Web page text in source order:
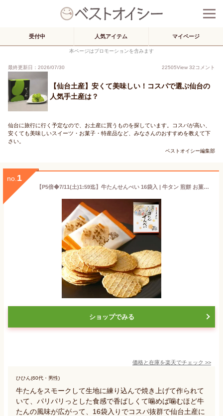
受付中 人気アイテム マイページ
本ページはプロモーションを含みます
最終更新日：2026/07/30 22505View 32コメント
【仙台土産】安くて美味しい！コスパで選ぶ仙台の
人気手土産は？
仙台に旅行に行く予定なので、お土産に買うものを探しています。コスパが高い、
安くても美味しいスイーツ・お菓子・特産品など、みなさんのおすすめを教えて下
さい。
ベストオイシー編集部
no. 1
【P5倍◆7/11(土)1:59迄】牛たんせんべい 16袋入 | 牛タン 煎餅 お菓子 おやつ おつまみ 肉ギフト お肉 牛肉 誕生日プレゼント 贈り物 贈答用 お取り寄せグルメ お土産 食品 食べ物 内祝い お中元 御中元 夏ギフト 暑中見舞い 残暑見舞い 仙台 宮城 F-2
ショップでみる
価格と在庫を楽天でチェック >>
ひひん(60代・男性)
牛たんをスモークして生地に練り込んで焼き上げて作られて
いて、パリパリっとした食感で香ばしくて噛めば噛むほど牛
たんの風味が広がって、16袋入りでコスパ抜群で仙台土産に